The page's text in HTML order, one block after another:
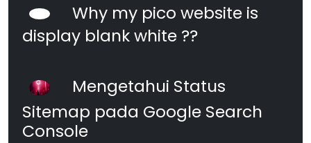
Why my pico website is
display blank white ??
Mengetahui Status
Sitemap pada Google Search
Console